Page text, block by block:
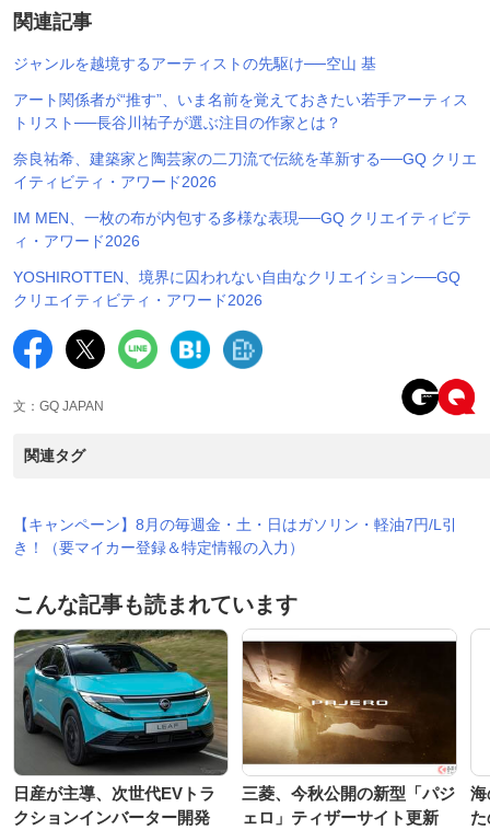
関連記事
ジャンルを越境するアーティストの先駆け──空山 基
アート関係者が“推す”、いま名前を覚えておきたい若手アーティス
トリスト──長谷川祐子が選ぶ注目の作家とは？
奈良祐希、建築家と陶芸家の二刀流で伝統を革新する──GQ クリエ
イティビティ・アワード2026
IM MEN、一枚の布が内包する多様な表現──GQ クリエイティビテ
ィ・アワード2026
YOSHIROTTEN、境界に囚われない自由なクリエイション──GQ
クリエイティビティ・アワード2026
文：GQ JAPAN
関連タグ
【キャンペーン】8月の毎週金・土・日はガソリン・軽油7円/L引
き！（要マイカー登録＆特定情報の入力）
こんな記事も読まれています
日産が主導、次世代EVトラ
クションインバーター開発
三菱、今秋公開の新型「パジ
ェロ」ティザーサイト更新
海